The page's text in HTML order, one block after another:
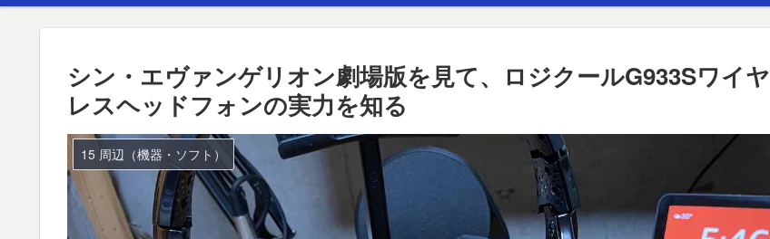
シン・エヴァンゲリオン劇場版を見て、ロジクールG933Sワイヤ
レスヘッドフォンの実力を知る
15 周辺（機器・ソフト）